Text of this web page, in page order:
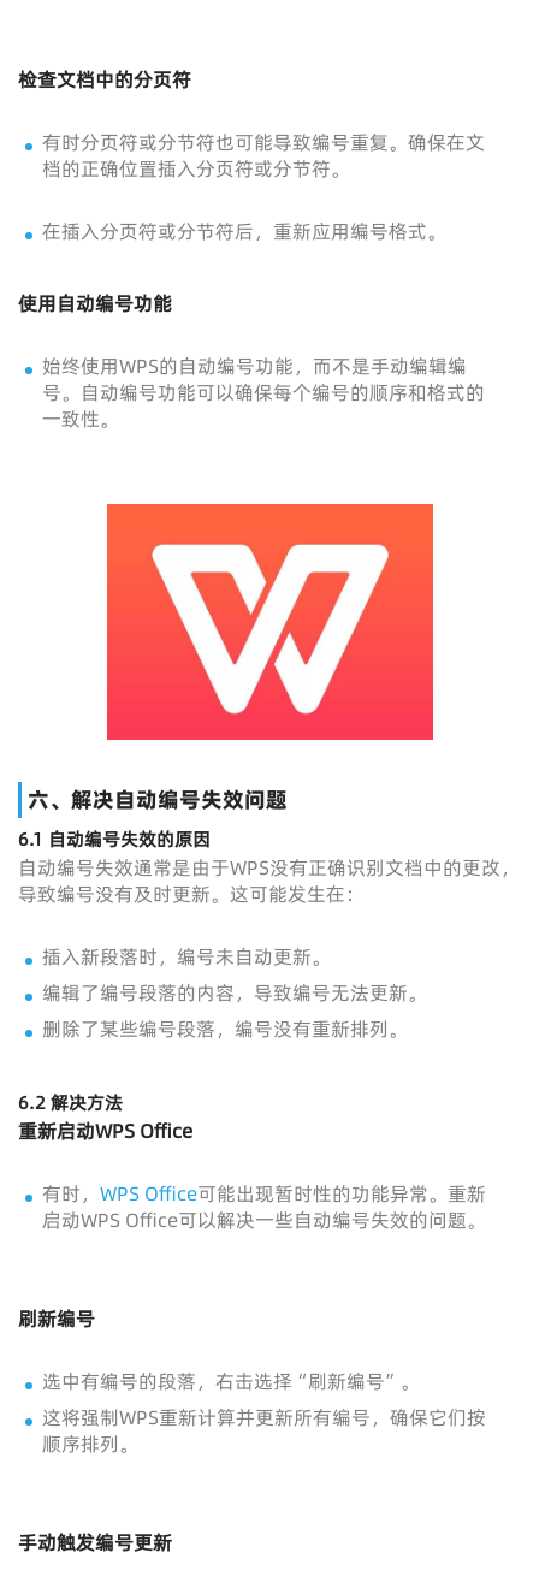
检查文档中的分页符
有时分页符或分节符也可能导致编号重复。确保在文
档的正确位置插入分页符或分节符。
在插入分页符或分节符后，重新应用编号格式。
使用自动编号功能
始终使用WPS的自动编号功能，而不是手动编辑编
号。自动编号功能可以确保每个编号的顺序和格式的
一致性。
六、解决自动编号失效问题
6.1 自动编号失效的原因
自动编号失效通常是由于WPS没有正确识别文档中的更改，
导致编号没有及时更新。这可能发生在：
插入新段落时，编号未自动更新。
编辑了编号段落的内容，导致编号无法更新。
删除了某些编号段落，编号没有重新排列。
6.2 解决方法
重新启动WPS Office
有时， WPS Office可能出现暂时性的功能异常。重新
启动WPS Office可以解决一些自动编号失效的问题。
刷新编号
选中有编号的段落，右击选择“刷新编号”。
这将强制WPS重新计算并更新所有编号，确保它们按
顺序排列。
手动触发编号更新